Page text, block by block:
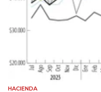
HACIENDA